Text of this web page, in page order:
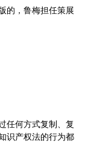
的，鲁梅担任策展
任何方式复制、复
识产权法的行为都